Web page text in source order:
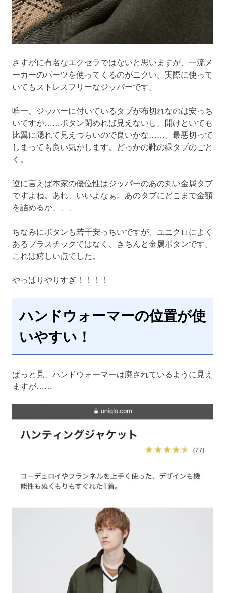
さすがに有名なエクセラではないと思いますが、一流メ
ーカーのパーツを使ってくるのがニクい。実際に使って
いてもストレスフリーなジッパーです。
唯一、ジッパーに付いているタブが布切れなのは安っち
いですが……ボタン閉めれば見えないし、開けといても
比翼に隠れて見えづらいので良いかな……。最悪切って
しまっても良い気がします。どっかの靴の緑タブのごと
く。
逆に言えば本家の優位性はジッパーのあの丸い金属タブ
ですよね。あれ、いいよなぁ。あのタブにどこまで金額
を詰めるか、、、
ちなみにボタンも若干安っちいですが、ユニクロによく
あるプラスチックではなく、きちんと金属ボタンです。
これは嬉しい点でした。
やっぱりやりすぎ！！！！
ハンドウォーマーの位置が使
いやすい！
ぱっと見、ハンドウォーマーは廃されているように見え
ますが……